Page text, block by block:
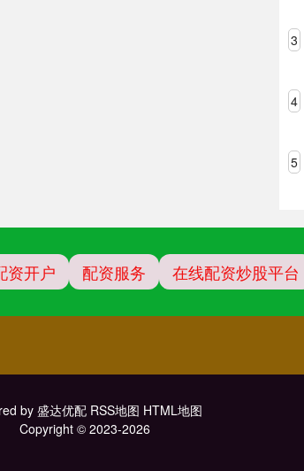
3
4
5
资开户 配资服务 在线配资炒股平台
by盛达优配 RSS地图 HTML地图
Copyright © 2023-2026